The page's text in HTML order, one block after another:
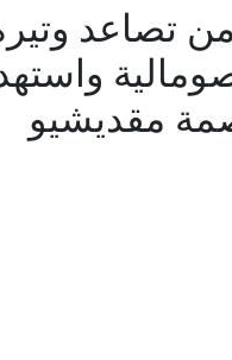
تصاعد
مقديشيو